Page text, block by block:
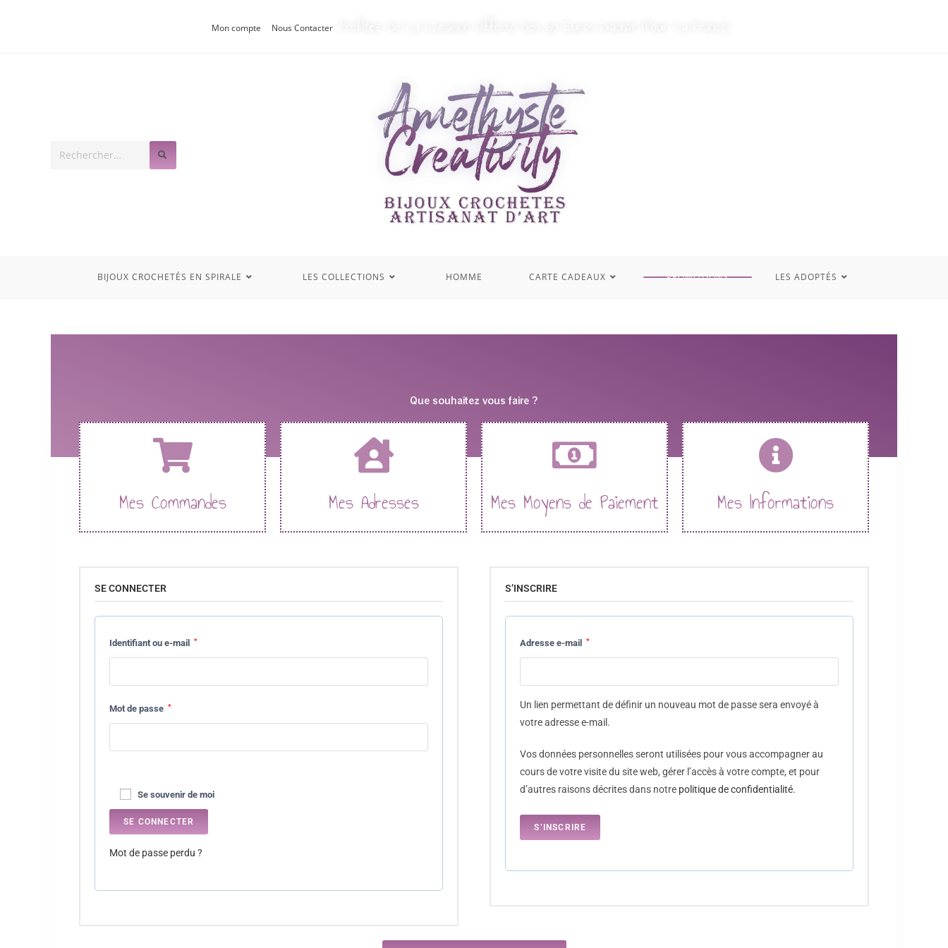
Mon compte Nous Contacter
Rechercher
BIJOUX CROCHETÉS EN SPIRALE LES COLLECTIONS HOMME CARTE CADEAUX PROMOTIONS LES ADOPTÉS
Que souhaitez vous faire ?
Mes Commandes Mes Adresses Mes Moyens de Paiement Mes Informations
SE CONNECTER
Identifiant ou e-mail *
Mot de passe *
Se souvenir de moi
SE CONNECTER
Mot de passe perdu ?
S’INSCRIRE
Adresse e-mail *
Un lien permettant de définir un nouveau mot de passe sera envoyé à
votre adresse e-mail.
Vos données personnelles seront utilisées pour vous accompagner au
cours de votre visite du site web, gérer l’accès à votre compte, et pour
d’autres raisons décrites dans notre politique de confidentialité.
S’INSCRIRE